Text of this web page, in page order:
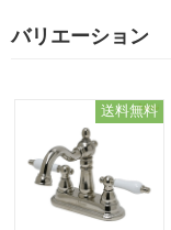
バリエーション
送料無料